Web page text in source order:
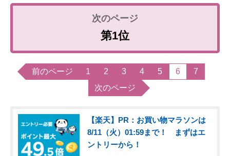
第1位
前のページ 1 2 3 4 5 6
7
次のページ
【楽天】PR：お買い物マラソンは
8/11（火）01:59まで！ まずはエ
ントリーから！